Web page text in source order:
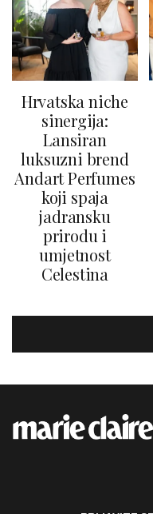
Hrvatska niche
sinergija:
Lansiran
luksuzni brend
Andart Perfumes
koji spaja
jadransku
prirodu i
umjetnost
Celestina